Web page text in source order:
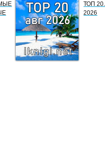
ТОП
2026